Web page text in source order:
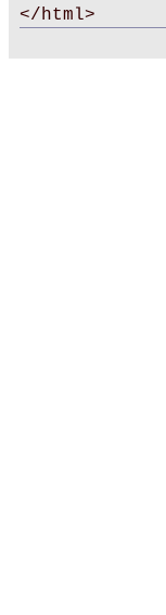
</html>